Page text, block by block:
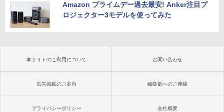
Amazon プライムデー過去最安! Anker注目プ
ロジェクター3モデルを使ってみた
本サイトのご利用について お問い合わせ
広告掲載のご案内 編集部へのご連絡
プライバシーポリシー 会社概要